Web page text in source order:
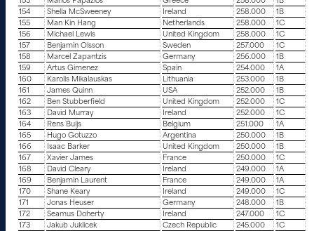
154
Shella McSweeney Ireland 258.000
1B
155
Man Kin Hang Netherlands 258.000
1C
156
Michael Lewis United Kingdom 258.000
1C
157
Benjamin Olsson Sweden 257.000
1C
158
Marcel Zapantzis Germany 256.000
1B
159
Artus Gimenez Spain 254.000
1A
160
Karolis Mikalauskas Lithuania 253.000
1B
161
James Quinn USA 252.000
1B
162
Ben Stubberfield United Kingdom 252.000
1C
163
David Murray Ireland 252.000
1C
164
Rens Buijs Belgium 251.000
1A
165
Hugo Gotuzzo Argentina 250.000
1B
166
Isaac Barker United Kingdom 250.000
1B
167
Xavier James France 250.000
1C
168
David Cleary Ireland 249.000
1A
169
Benjamin Laurent France 249.000
1A
170
Shane Keary Ireland 249.000
1C
171
Jonas Heuser Germany 248.000
1B
172
Seamus Doherty Ireland 247.000
1C
173
Jakub Juklicek Czech Republic 245.000
1C